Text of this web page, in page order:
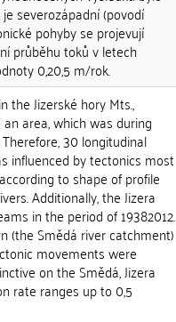
severozápadní (povodí
pohyby se projevují
průběhu toků v letech
0,20,5 m/rok.
Jizerské hory Mts.,
area, which was during
30 longitudinal
influenced by tectonics most
to shape of profile
Additionally, the Jizera
in the period of 19382012.
(the Smědá river catchment)
movements were
on the Smědá, Jizera
rate ranges up to 0,5